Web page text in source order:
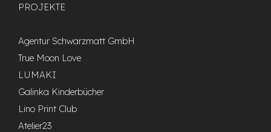
PROJEKTE
Agentur Schwarzmatt GmbH
True Moon Love
LUMAKI
Galinka Kinderbücher
Lino Print Club
Atelier23